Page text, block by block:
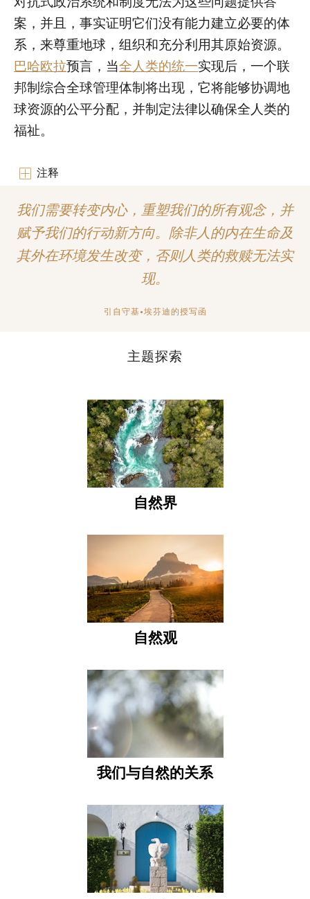
案，并且，事实证明它们没有能力建立必要的体
系，来尊重地球，组织和充分利用其原始资源。
巴哈欧拉预言，当全人类的统一实现后，一个联
邦制综合全球管理体制将出现，它将能够协调地
球资源的公平分配，并制定法律以确保全人类的
福祉。
注释
我们需要转变内心，重塑我们的所有观念，并
赋予我们的行动新方向。除非人的内在生命及
其外在环境发生改变，否则人类的救赎无法实
现。
引自守基•埃芬迪的授写函
主题探索
自然界
自然观
我们与自然的关系